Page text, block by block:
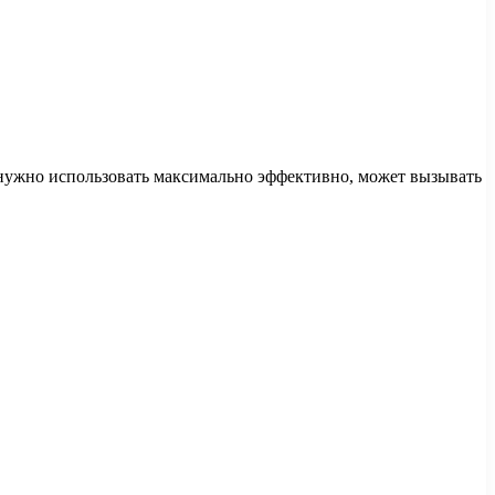
использовать максимально эффективно, может вызывать